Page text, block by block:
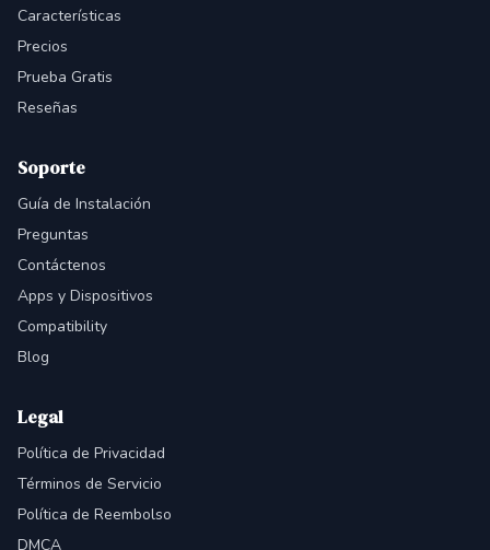
Características
Precios
Prueba Gratis
Reseñas
Soporte
Guía de Instalación
Preguntas
Contáctenos
Apps y Dispositivos
Compatibility
Blog
Legal
Política de Privacidad
Términos de Servicio
Política de Reembolso
DMCA